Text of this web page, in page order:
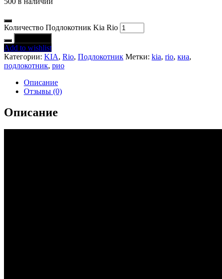
Количество Подлокотник Kia Rio
Add to wishlist
Категории: KIA, Rio, Подлокотник Метки: kia, rio, киа,
подлокотник, рио
Описание
Отзывы (0)
Описание